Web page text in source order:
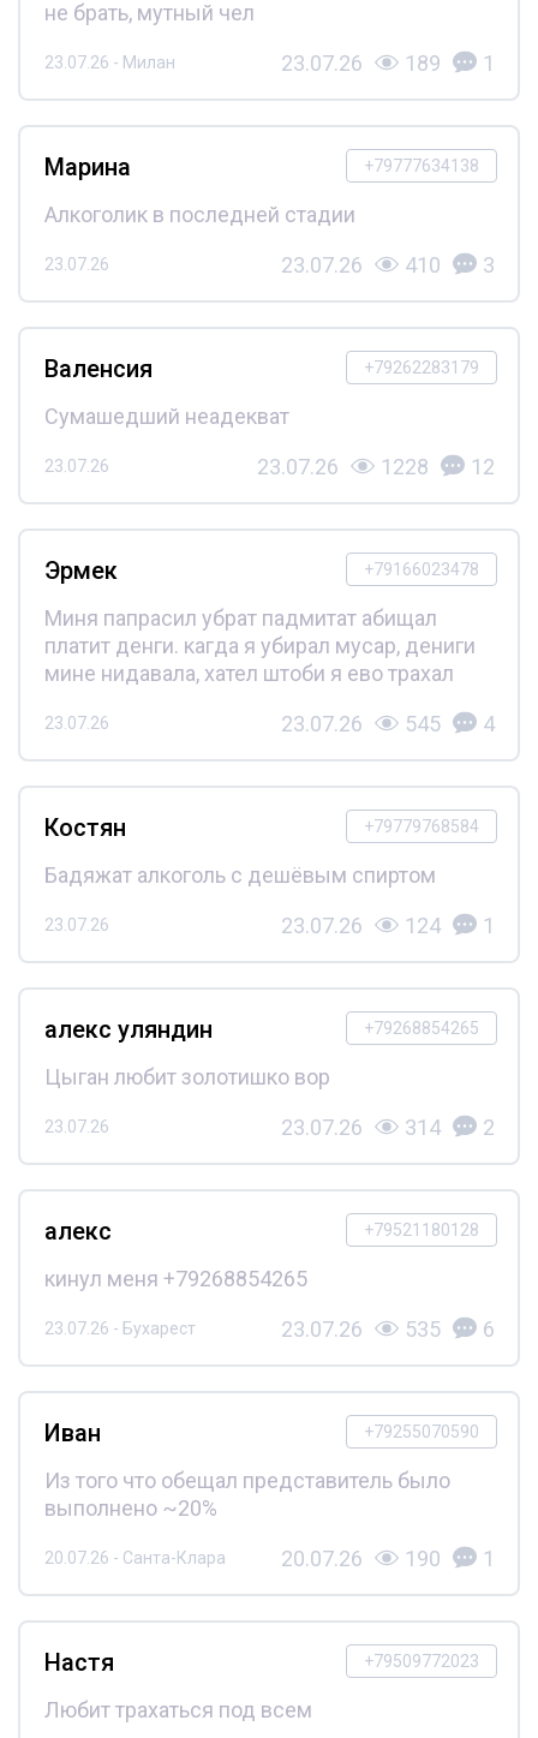
не брать, мутный чел
23.07.26 - Милан 23.07.26 189 1
+79777634138
Марина
Алкоголик в последней стадии
23.07.26 23.07.26 410 3
+79262283179
Валенсия
Сумашедший неадекват
23.07.26 23.07.26 1228 12
+79166023478
Эрмек
Миня папрасил убрат падмитат абищал
платит денги. кагда я убирал мусар, дениги
мине нидавала, хател штоби я ево трахал
23.07.26 23.07.26 545 4
+79779768584
Костян
Бадяжат алкоголь с дешёвым спиртом
23.07.26 23.07.26 124 1
+79268854265
алекс уляндин
Цыган любит золотишко вор
23.07.26 23.07.26 314 2
+79521180128
алекс
кинул меня +79268854265
23.07.26 - Бухарест 23.07.26 535 6
+79255070590
Иван
Из того что обещал представитель было
выполнено ~20%
20.07.26 - Санта-Клара 20.07.26 190 1
+79509772023
Настя
Любит трахаться под всем